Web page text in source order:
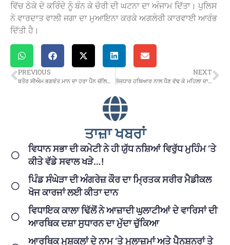
ਵਿੱਚ ਠੇਕੇ ਦੇ ਕਰਿੰਦੇ ਨੂੰ ਬੰਨ ਕੇ ਚੋਰੀ ਦੀ ਘਟਨਾ ਦਾ ਅੰਜਾਮ ਦਿੱਤਾ। ਪੁਲਿਸ
ਨੇ ਵਾਰਦਾਤ ਵਾਲੀ ਜਗਾ ਦਾ ਮੁਆਇਨਾ ਕਰਕੇ ਅਗਲੇਰੀ ਕਾਰਵਾਈ ਆਰੰਭ
ਦਿੱਤੀ ਹੈ।
PREVIOUS
ਬਤੌਰ ਸੀਐਮ ਭਗਵੰਤ ਮਾਨ ਦਾ ਹਰਾ ਪੈੱਨ ਚੱਲਿਆ..ਪੜ੍ਹੋ ਕੀ ਲਿਆ ਫ਼ੈਸਲਾ..
NEXT
ਤੇਜ਼ਧਾਰ ਹਥਿਆਰ ਨਾਲ ਧੌਣ ਵੱਢ ਕੇ ਮਹਿਲਾ ਦਾ ਕਤਲ
ਤਾਜ਼ਾ ਖਬਰਾਂ
ਵਿਧਾਨ ਸਭਾ ਦੀ ਕਮੇਟੀ ਨੇ ਹੀ ਯੁੱਧ ਨਸ਼ਿਆਂ ਵਿਰੁੱਧ ਮੁਹਿੰਮ ‘ਤੇ
ਕੀਤੇ ਵੱਡੇ ਸਵਾਲ ਖੜੇ…!
ਪਿੰਡ ਸੰਘੇੜਾ ਦੀ ਅੰਗਰੇਜ਼ ਕੌਰ ਦਾ ਮ੍ਰਿਤਕ ਸਰੀਰ ਮੈਡੀਕਲ
ਖੋਜ ਕਾਰਜਾਂ ਲਈ ਕੀਤਾ ਦਾਨ
ਵਿਧਾਇਕ ਕਾਲਾ ਢਿੱਲੋਂ ਨੇ ਆਜ਼ਾਦੀ ਘੁਲਾਟੀਆਂ ਦੇ ਵਾਰਿਸਾਂ ਦੀ
ਆਰਥਿਕ ਦਸ਼ਾ ਸੁਧਾਰਨ ਦਾ ਮੁੱਦਾ ਚੁੱਕਿਆ
ਆਰਥਿਕ ਮੁਸ਼ਕਲਾਂ ਦੇ ਨਾਮ ‘ਤੇ ਮੁਲਾਜ਼ਮਾਂ ਅਤੇ ਪੈਨਸ਼ਨਰਾਂ ਤੇ